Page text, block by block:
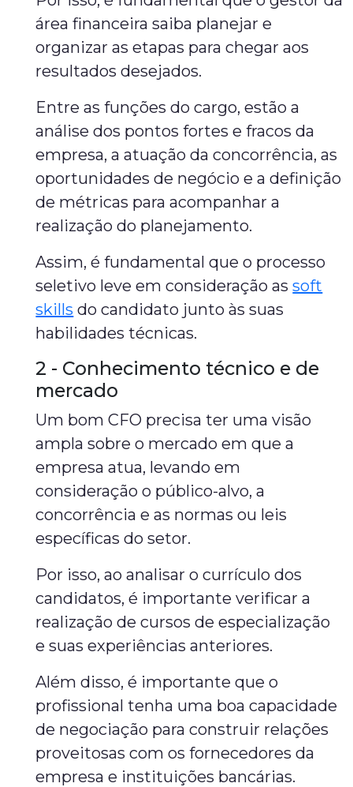
área financeira saiba planejar e
organizar as etapas para chegar aos
resultados desejados.
Entre as funções do cargo, estão a
análise dos pontos fortes e fracos da
empresa, a atuação da concorrência, as
oportunidades de negócio e a definição
de métricas para acompanhar a
realização do planejamento.
Assim, é fundamental que o processo
seletivo leve em consideração assoft
skills do candidato junto às suas
habilidades técnicas.
2 - Conhecimento técnico e de
mercado
Um bom CFO precisa ter uma visão
ampla sobre o mercado em que a
empresa atua, levando em
consideração o público-alvo, a
concorrência e as normas ou leis
específicas do setor.
Por isso, ao analisar o currículo dos
candidatos, é importante verificar a
realização de cursos de especialização
e suas experiências anteriores.
Além disso, é importante que o
profissional tenha uma boa capacidade
de negociação para construir relações
proveitosas com os fornecedores da
empresa e instituições bancárias.